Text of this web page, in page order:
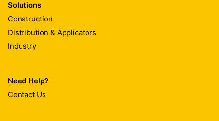
Solutions
Construction
Distribution & Applicators
Industry
Need Help?
Contact Us